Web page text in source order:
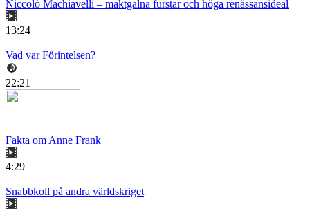
Niccolò Machiavelli – maktgalna furstar och höga renässansideal
13:24
Vad var Förintelsen?
22:21
Fakta om Anne Frank
4:29
Snabbkoll på andra världskriget